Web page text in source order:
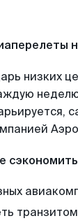
низких